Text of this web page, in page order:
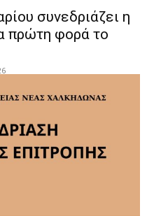
συνεδριάζει η
πρώτη φορά το